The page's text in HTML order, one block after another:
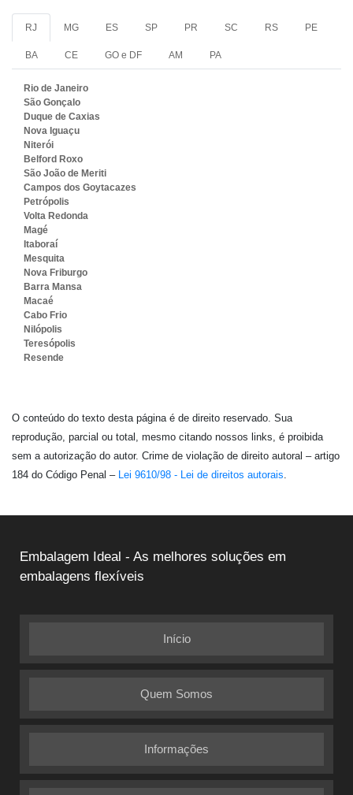
RJ MG ES SP PR SC RS PE
BA CE GO e DF AM PA
Rio de Janeiro
São Gonçalo
Duque de Caxias
Nova Iguaçu
Niterói
Belford Roxo
São João de Meriti
Campos dos Goytacazes
Petrópolis
Volta Redonda
Magé
Itaboraí
Mesquita
Nova Friburgo
Barra Mansa
Macaé
Cabo Frio
Nilópolis
Teresópolis
Resende
O conteúdo do texto desta página é de direito reservado. Sua
reprodução, parcial ou total, mesmo citando nossos links, é proibida
sem a autorização do autor. Crime de violação de direito autoral – artigo
184 do Código Penal – Lei 9610/98 - Lei de direitos autorais.
Embalagem Ideal - As melhores soluções em
embalagens flexíveis
Início
Quem Somos
Informações